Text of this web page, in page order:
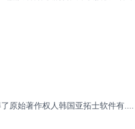
原始著作权人韩国亚拓士软件有....